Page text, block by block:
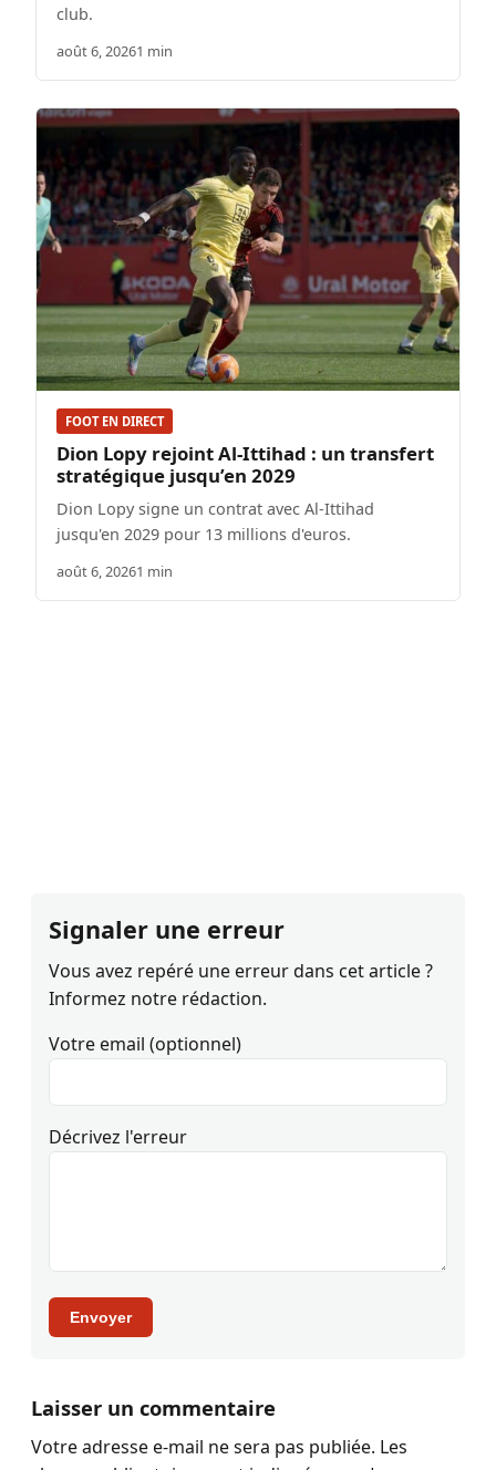
club.
août 6, 20261 min
FOOT EN DIRECT
Dion Lopy rejoint Al-Ittihad : un transfert
stratégique jusqu’en 2029
Dion Lopy signe un contrat avec Al-Ittihad
jusqu'en 2029 pour 13 millions d'euros.
août 6, 20261 min
Signaler une erreur
Vous avez repéré une erreur dans cet article ?
Informez notre rédaction.
Votre email (optionnel)
Décrivez l'erreur
Envoyer
Laisser un commentaire
Votre adresse e-mail ne sera pas publiée. Les